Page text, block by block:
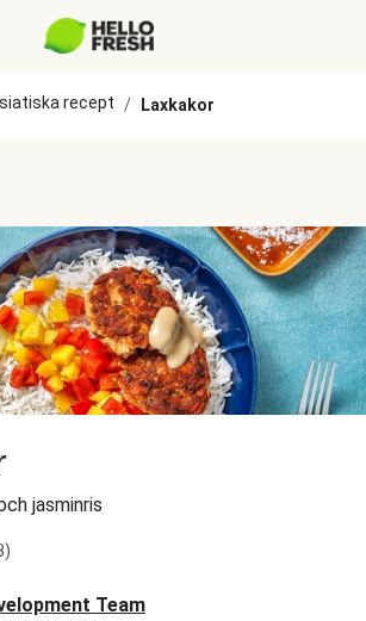
recept / Laxkakor
jasminris
)
Team